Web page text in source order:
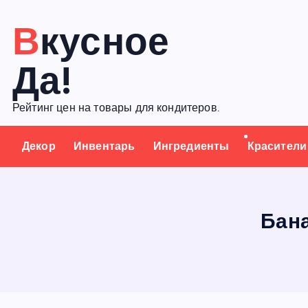
с
Вкусное
Да!
Рейтинг цен на товары для кондитеров.
Декор Инвентарь Ингредиенты Красители